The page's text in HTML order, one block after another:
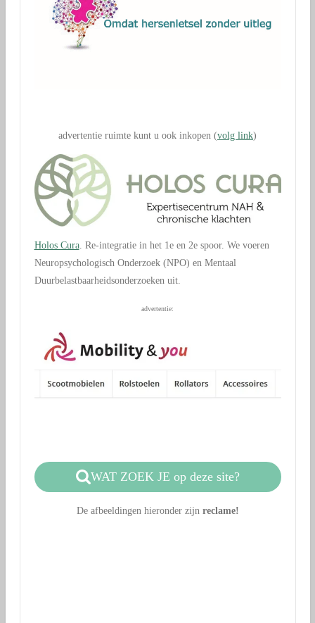
advertentie ruimte kunt u ook inkopen (volg link)
Holos Cura. Re-integratie in het 1e en 2e spoor. We voeren
Neuropsychologisch Onderzoek (NPO) en Mentaal
Duurbelastbaarheidsonderzoeken uit.
advertentie:
WAT ZOEK JE op deze site?
De afbeeldingen hieronder zijn reclame!